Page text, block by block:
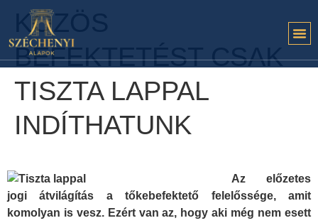
KÖZÖS
BEFEKTETÉST CSAK
TISZTA LAPPAL
INDÍTHATUNK
Az előzetes
jogi átvilágítás a tőkebefektető felelőssége, amit
komolyan is vesz. Ezért van az, hogy aki még nem esett